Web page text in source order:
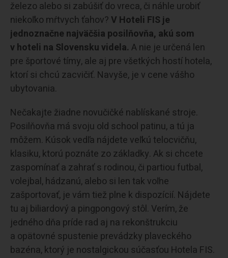
železo alebo si zabúšiť do vreca, či náhle urobiť
niekoľko mŕtvych ťahov?V Hoteli FIS je
jednoznačne najväčšia posilňovňa, akú som
v hoteli na Slovensku videla. A nie je určená len
pre športové tímy, ale aj pre všetkých hostí hotela,
ktorí si chcú zacvičiť. Navyše, je v cene vášho
ubytovania.
Nečakajte žiadne novučičké nablískané stroje.
Posilňovňa má svoju old school patinu, a tú ja
môžem. Kúsok vedľa nájdete veľkú telocvičňu,
klasiku, ktorú poznáte zo základky. Ak si chcete
zaspomínať a zahrať s rodinou, či partiou futbal,
volejbal, hádzanú, alebo si len tak voľne
zašportovať, je vám tiež plne k dispozícií. Nájdete
tu aj biliardový a pingpongový stôl. Verím, že
jedného dňa príde rad aj na rekonštrukciu
a opätovné spustenie prevádzky plaveckého
bazéna, ktorý je nostalgickou súčasťou Hotela FIS.